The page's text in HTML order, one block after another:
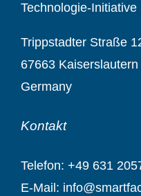
Technologie-
Trippstadter Straße
67663 Kaiserslautern
Germany
Kontakt
Telefon: +49 631
E-Mail: